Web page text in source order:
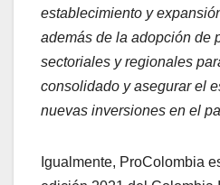
establecimiento y
además de la adopción de
sectoriales y regionales
consolidado y asegurar el
nuevas inversiones en el
Igualmente, ProColombia